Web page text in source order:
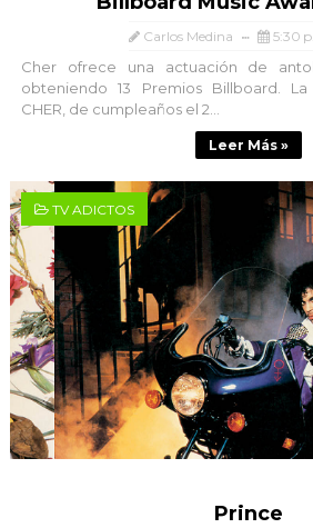
Carlos Medina 5:30
Cher ofrece una actuación de
obteniendo 13 Premios Billboard.
CHER, de cumpleaños el 2...
Leer Más »
TV ADICTOS
Prince